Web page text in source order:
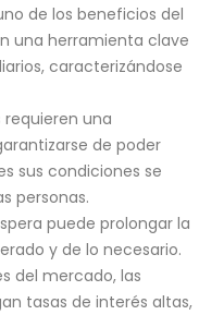
de los beneficios del
una herramienta clave
caracterizándose
una
de poder
sus condiciones se
personas.
puede prolongar la
y de lo necesario.
del mercado, las
tasas de interés altas,